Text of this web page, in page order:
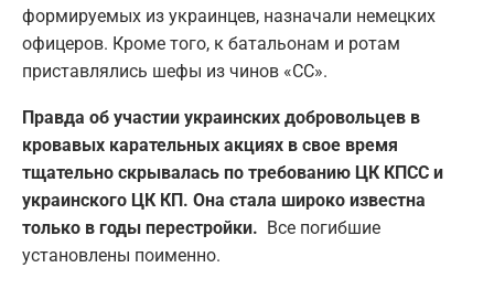
формируемых из украинцев, назначали немецких
офицеров. Кроме того, к батальонам и ротам
приставлялись шефы из чинов «СС».
Правда об участии украинских добровольцев в
кровавых карательных акциях в свое время
тщательно скрывалась по требованию ЦК КПСС и
украинского ЦК КП. Она стала широко известна
только в годы перестройки. Все погибшие
установлены поименно.